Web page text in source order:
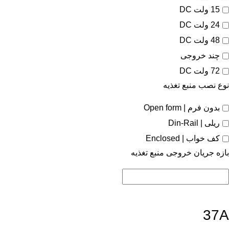
15 ولت DC
24 ولت DC
48 ولت DC
چند خروجی
72 ولت DC
نوع نصب منبع تغذیه
بدون فرم | Open form
ریلی | Din-Rail
کف خواب | Enclosed
بازه جریان خروجی منبع تغذیه
37A